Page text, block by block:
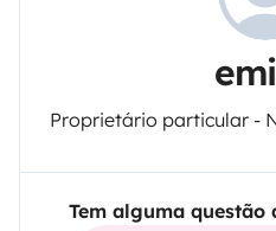
Proprietário particular -
Tem alguma